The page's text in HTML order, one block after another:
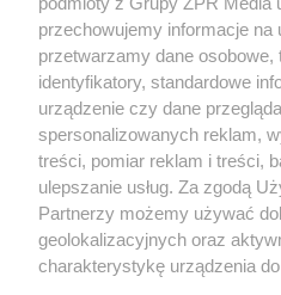
Mieszkańcy nie kryją
przechowujemy informacje na
przetwarzamy dane osobowe,
identyfikatory, standardowe
urządzenie czy dane
spersonalizowanych reklam,
treści, pomiar reklam i treści,
ulepszanie usług. Za zgodą
Partnerzy możemy używać
geolokalizacyjnych oraz
charakterystykę urządzenia